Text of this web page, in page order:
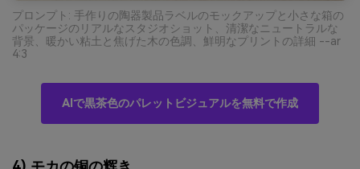
プロンプト: 手作りの陶器製品ラベルのモックアップと小さな箱の
パッケージのリアルなスタジオショット、清潔なニュートラルな
背景、暖かい粘土と焦げた木の色調、鮮明なプリントの詳細 --ar
4:3
AIで黒茶色のパレットビジュアルを無料で作成